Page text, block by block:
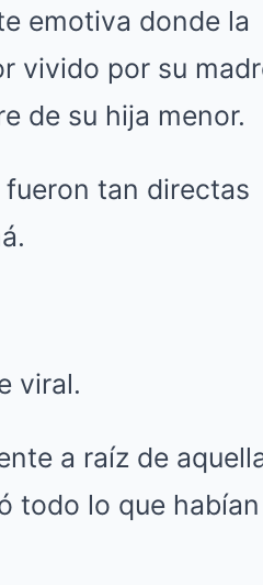
emotiva donde la
vivido por su
de su hija menor.
tan directas
viral.
a raíz de
todo lo que habían